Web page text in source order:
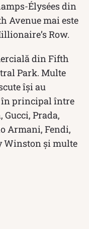
Élysées din
Avenue mai este
Row.
din Fifth
Park. Multe
își au
în principal între
Prada,
Armani, Fendi,
Winston și multe